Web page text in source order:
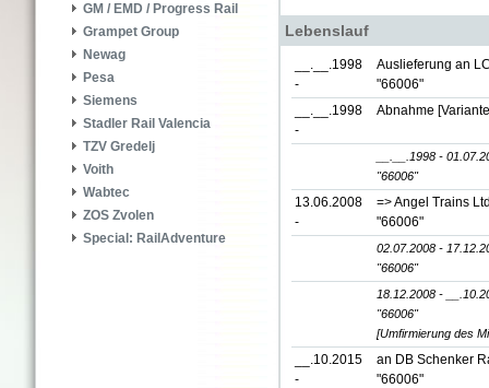
GM / EMD / Progress Rail
Grampet Group
Newag
Pesa
Siemens
Stadler Rail Valencia
TZV Gredelj
Voith
Wabtec
ZOS Zvolen
Special: RailAdventure
Lebenslauf
__.__.1998
-
Auslieferung an
"66006"
__.__.1998
-
Abnahme
__.__.1998 -
"66006"
13.06.2008
-
=> Angel Trains
"66006"
02.07.2008 -
"66006"
18.12.2008 -
"66006"
[Umfirmierung des
__.10.2015
-
an DB Schenker
"66006"